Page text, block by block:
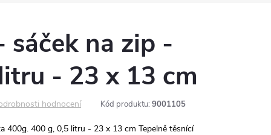
sáček na zip -
- 23 x 13 cm
hodnocení Kód produktu: 9001105
400g. 400 g, 0,5 litru - 23 x 13 cm Tepelně těsnící